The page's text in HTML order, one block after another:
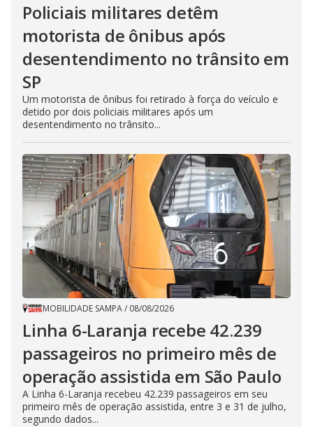
Policiais militares detêm
motorista de ônibus após
desentendimento no trânsito em
SP
Um motorista de ônibus foi retirado à força do veículo e
detido por dois policiais militares após um
desentendimento no trânsito...
MOBILIDADE SAMPA/ 08/08/2026
Linha 6-Laranja recebe 42.239
passageiros no primeiro mês de
operação assistida em São Paulo
A Linha 6-Laranja recebeu 42.239 passageiros em seu
primeiro mês de operação assistida, entre 3 e 31 de julho,
segundo dados...